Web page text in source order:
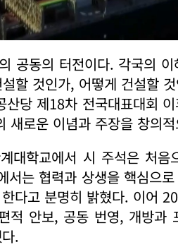
공동의 터전이다. 각국의
할 것인가, 어떻게 건설할
당 제18차 전국대표대회
새로운 이념과 주장을 창의
대학교에서 시 주석은 처
는 협력과 상생을 핵심으
다고 분명히 밝혔다. 이어
적 안보, 공동 번영, 개방과
.